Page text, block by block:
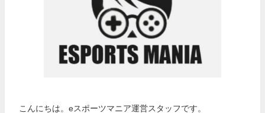
こんにちは。eスポーツマニア運営スタッフです。